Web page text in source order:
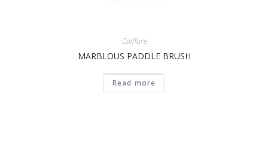
Coiffure
MARBLOUS PADDLE BRUSH
Read more